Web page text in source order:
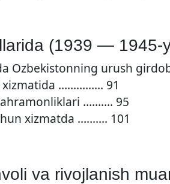
(1939 — 1945-
Ozbekistonning urush
xizmatida …………… 91
………. 95
xizmatda ………. 101
va rivojlanish